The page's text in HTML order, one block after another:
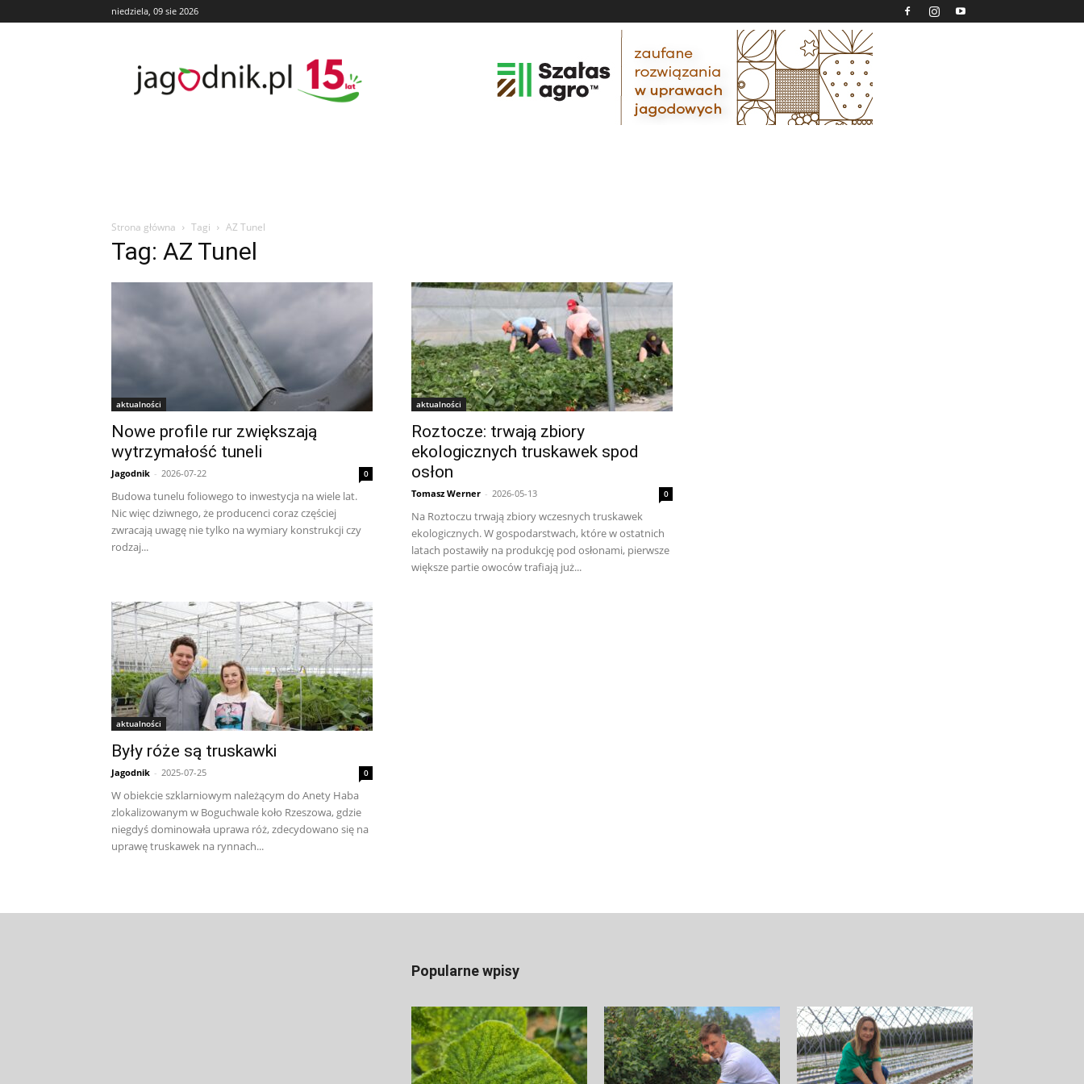
niedziela, 09 sie 2026
Strona główna Tagi AZ Tunel
Tag: AZ Tunel
aktualności
Nowe profile rur zwiększają
wytrzymałość tuneli
Jagodnik - 2026-07-22 0
Budowa tunelu foliowego to inwestycja na wiele lat.
Nic więc dziwnego, że producenci coraz częściej
zwracają uwagę nie tylko na wymiary konstrukcji czy
rodzaj...
aktualności
Roztocze: trwają zbiory
ekologicznych truskawek spod
osłon
Tomasz Werner - 2026-05-13 0
Na Roztoczu trwają zbiory wczesnych truskawek
ekologicznych. W gospodarstwach, które w ostatnich
latach postawiły na produkcję pod osłonami, pierwsze
większe partie owoców trafiają już...
aktualności
Były róże są truskawki
Jagodnik - 2025-07-25 0
W obiekcie szklarniowym należącym do Anety Haba
zlokalizowanym w Boguchwale koło Rzeszowa, gdzie
niegdyś dominowała uprawa róż, zdecydowano się na
uprawę truskawek na rynnach...
Popularne wpisy